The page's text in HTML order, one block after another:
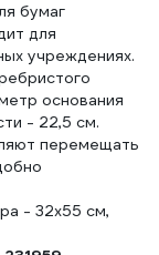
бумаг
для
учреждениях.
основания
- 22,5 см.
перемещать
- 32х55 см,